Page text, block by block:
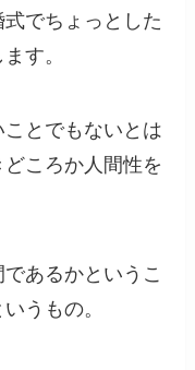
でちょっとした
す。
とでもないとは
ころか人間性を
あるかというこ
うもの。